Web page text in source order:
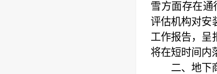
雪方面存在通
评估机构对安
工作报告，呈
将在短时间内
二、地下